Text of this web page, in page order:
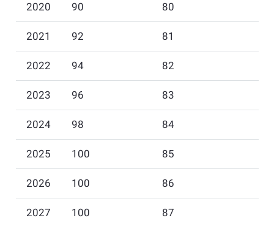
2020 90 80
2021 92 81
2022 94 82
2023 96 83
2024 98 84
2025 100 85
2026 100 86
2027 100 87